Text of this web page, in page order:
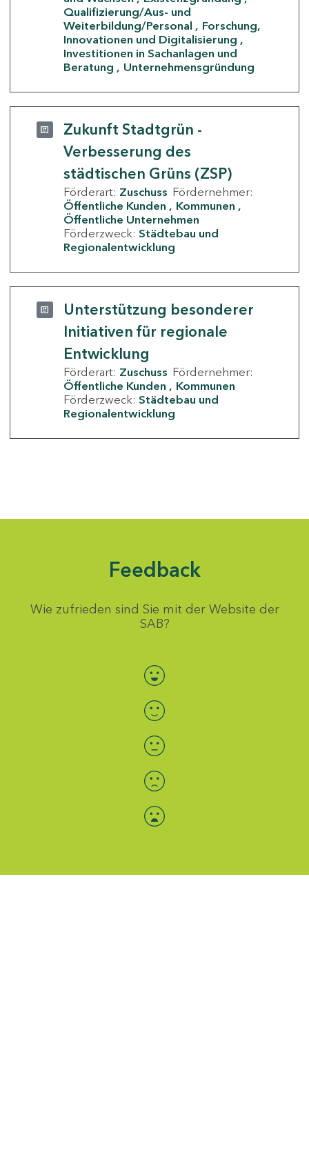
Qualifizierung/Aus- und
Weiterbildung/Personal
Forschung,
Innovationen und Digitalisierung
Investitionen in Sachanlagen und
Beratung
Unternehmensgründung
Zukunft Stadtgrün -
Verbesserung des
städtischen Grüns (ZSP)
Förderart: Zuschuss Fördernehmer:
Öffentliche Kunden
Kommunen
Öffentliche Unternehmen
Förderzweck: Städtebau und
Regionalentwicklung
Unterstützung besonderer
Initiativen für regionale
Entwicklung
Förderart: Zuschuss Fördernehmer:
Öffentliche Kunden
Kommunen
Förderzweck: Städtebau und
Regionalentwicklung
Feedback
Wie zufrieden sind Sie mit der Website der
SAB?
Bewertung auswählen